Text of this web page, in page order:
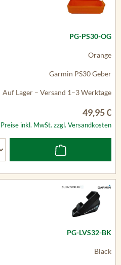
PG-PS30-OG
Orange
Garmin PS30 Geber
Auf Lager – Versand 1–3 Werktage
49,95 €
Preise inkl. MwSt. zzgl. Versandkosten
PG-LVS32-BK
Black